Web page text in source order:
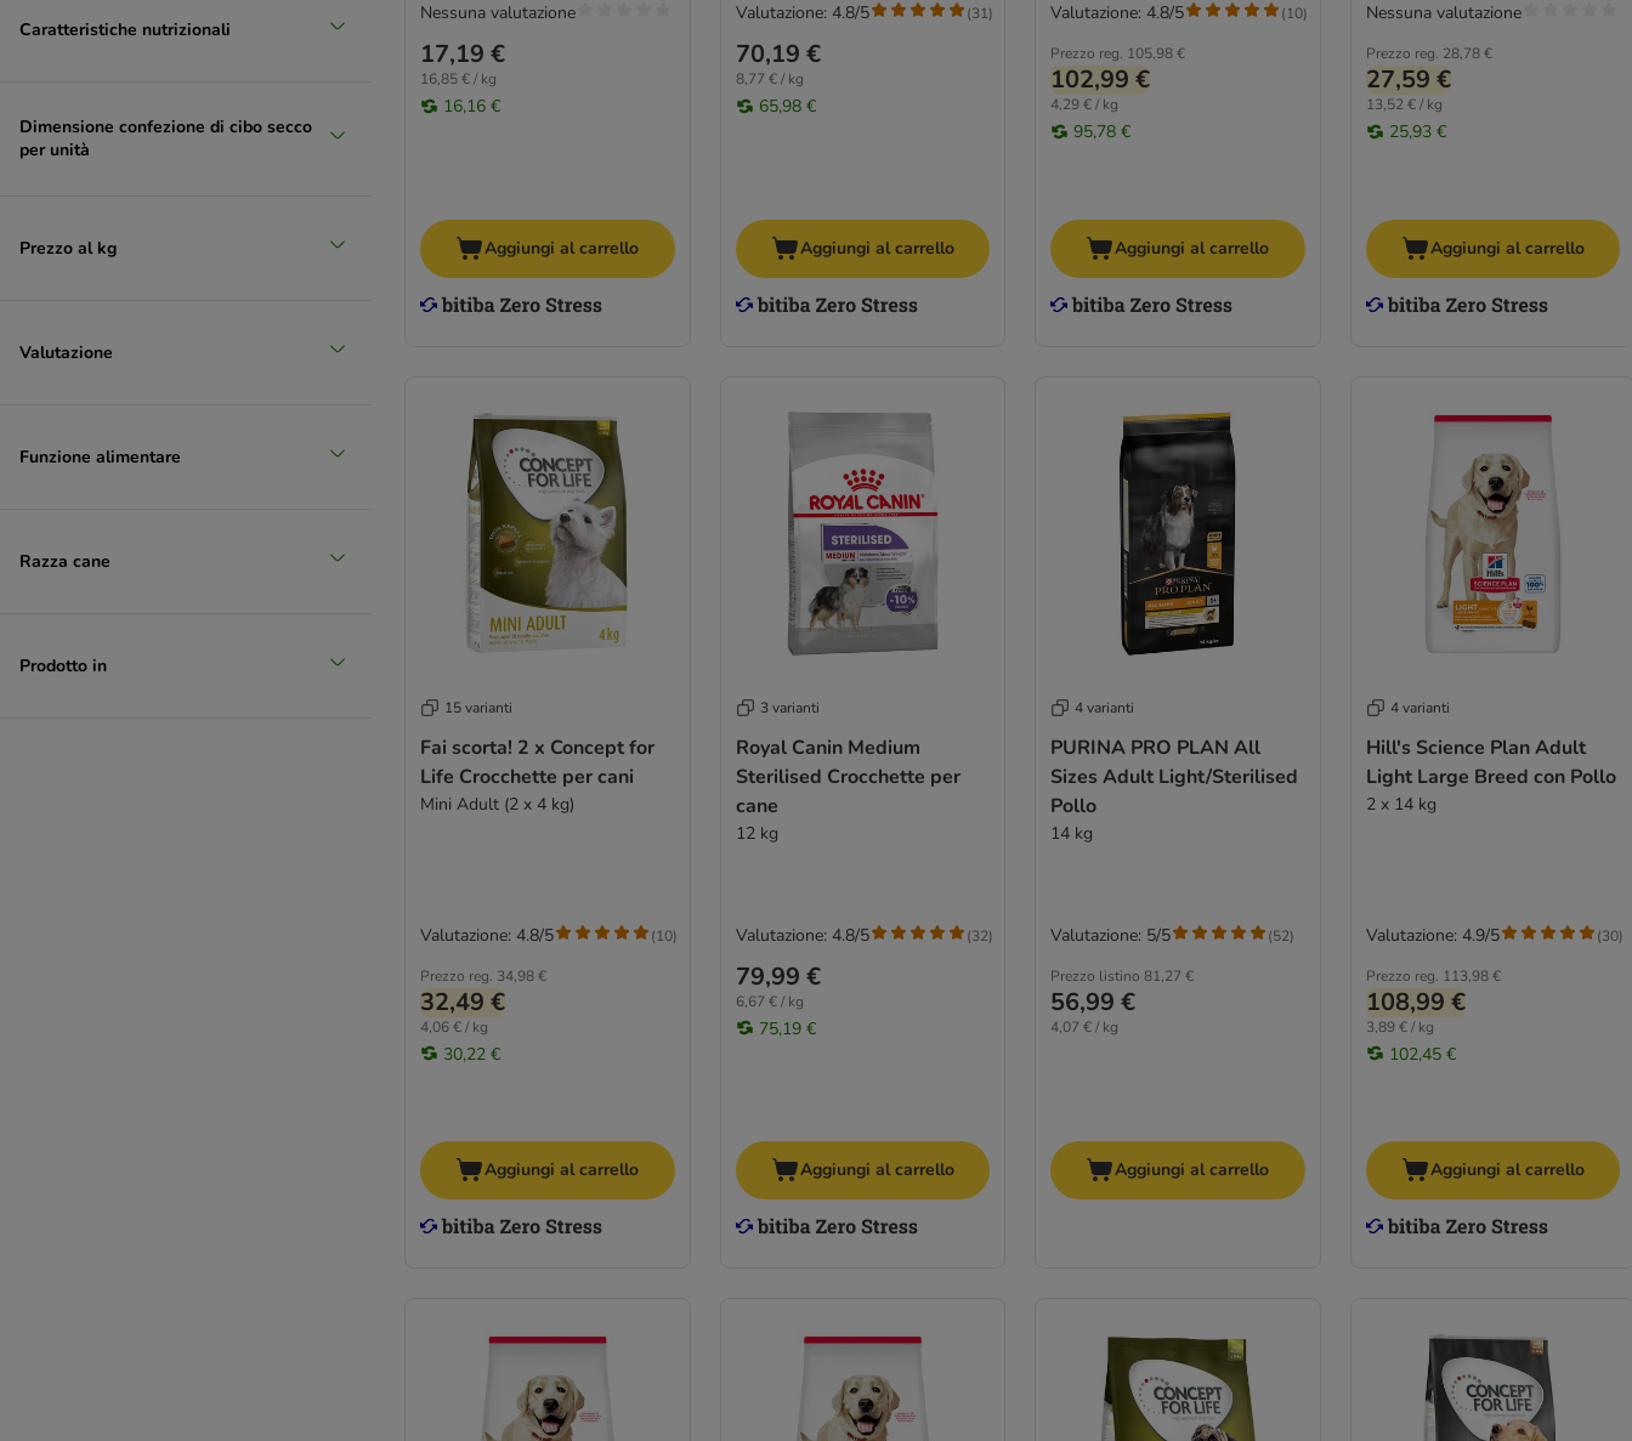
Caratteristiche nutrizionali
Dimensione confezione di cibo secco
per unità
Prezzo al kg
Valutazione
Funzione alimentare
Razza cane
Prodotto in
17,19 €
16,85 € / kg
16,16 €
Nessuna valutazione
Aggiungi al carrello
70,19 €
8,77 € / kg
65,98 €
Valutazione: 4.8/5 (31)
Aggiungi al carrello
Prezzo reg. 105,98 €
102,99 €
4,29 € / kg
95,78 €
Valutazione: 4.8/5 (10)
Aggiungi al carrello
Prezzo reg. 28,78 €
27,59 €
13,52 € / kg
25,93 €
Nessuna valutazione
Aggiungi al carrello
15 varianti
Fai scorta! 2 x Concept for
Life Crocchette per cani
Mini Adult (2 x 4 kg)
Prezzo reg. 34,98 €
32,49 €
4,06 € / kg
30,22 €
Valutazione: 4.8/5 (10)
Aggiungi al carrello
3 varianti
Royal Canin Medium
Sterilised Crocchette per
cane
12 kg
79,99 €
6,67 € / kg
75,19 €
Valutazione: 4.8/5 (32)
Aggiungi al carrello
4 varianti
PURINA PRO PLAN All
Sizes Adult Light/Sterilised
Pollo
14 kg
Prezzo listino 81,27 €
56,99 €
4,07 € / kg
Valutazione: 5/5 (52)
Aggiungi al carrello
4 varianti
Hill's Science Plan Adult
Light Large Breed con Pollo
2 x 14 kg
Prezzo reg. 113,98 €
108,99 €
3,89 € / kg
102,45 €
Valutazione: 4.9/5 (30)
Aggiungi al carrello